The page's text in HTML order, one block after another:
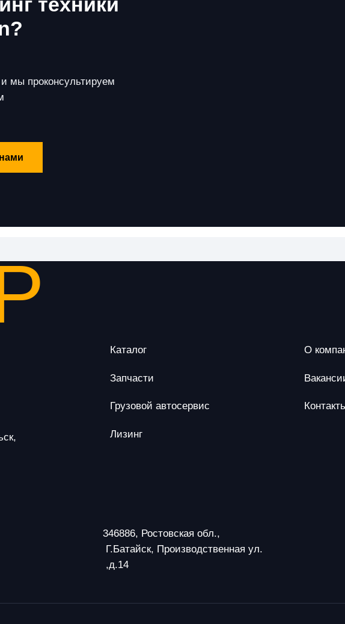
и мы проконсультируем
Каталог
Запчасти
Грузовой автосервис
Лизинг
О
346886, Ростовская обл.,
Г.Батайск, Производственная ул.
,д.14